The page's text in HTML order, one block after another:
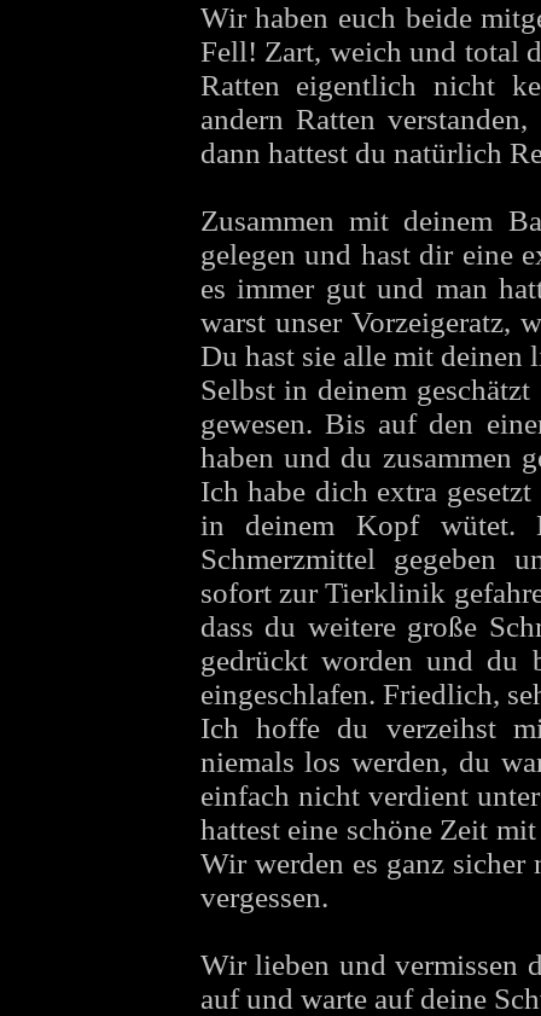
Wir haben euch beide
Fell! Zart, weich und total
Ratten eigentlich nicht
andern Ratten
dann hattest du natürlich
Zusammen mit deinem
gelegen und hast dir eine
es immer gut und man
warst unser Vorzeigeratz,
Du hast sie alle mit deinen
Selbst in deinem
gewesen. Bis auf den
haben und du zusammen
Ich habe dich extra
in deinem Kopf wütet.
Schmerzmittel gegeben
sofort zur Tierklinik
dass du weitere große
gedrückt worden und du
eingeschlafen. Friedlich,
Ich hoffe du verzeihst
niemals los werden, du
einfach nicht verdient
hattest eine schöne Zeit
Wir werden es ganz
vergessen.
Wir lieben und vermissen
auf und warte auf deine